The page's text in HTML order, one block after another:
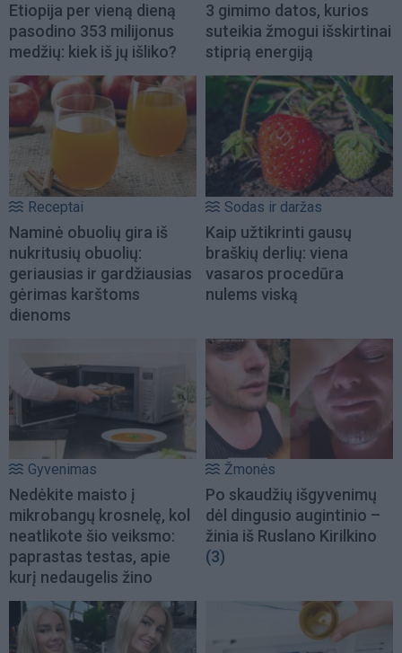
Etiopija per vieną dieną
pasodino 353 milijonus
medžių: kiek iš jų išliko?
3 gimimo datos, kurios
suteikia žmogui išskirtinai
stiprią energiją
Receptai
Naminė obuolių gira iš
nukritusių obuolių:
geriausias ir gardžiausias
gėrimas karštoms
dienoms
Sodas ir daržas
Kaip užtikrinti gausų
braškių derlių: viena
vasaros procedūra
nulems viską
Gyvenimas
Nedėkite maisto į
mikrobangų krosnelę, kol
neatlikote šio veiksmo:
paprastas testas, apie
kurį nedaugelis žino
Žmonės
Po skaudžių išgyvenimų
dėl dingusio augintinio –
žinia iš Ruslano Kirilkino
(3)